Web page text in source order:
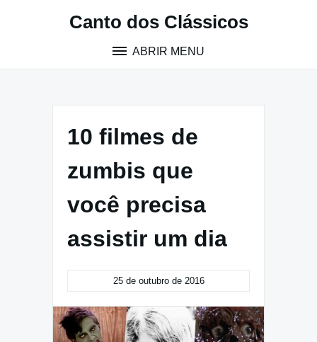
Canto dos Clássicos
ABRIR MENU
10 filmes de
zumbis que
você precisa
assistir um dia
25 de outubro de 2016